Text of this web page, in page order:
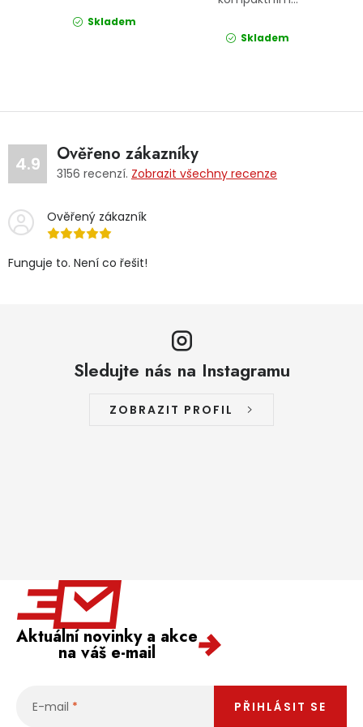
Skladem
Skladem
4.9 Ověřeno zákazníky
3156 recenzí. Zobrazit všechny recenze
Ověřený zákazník
Funguje to. Není co řešit!
Sledujte nás na Instagramu
ZOBRAZIT PROFIL
Aktuální novinky a akce
na váš e-mail
E-mail PŘIHLÁSIT SE